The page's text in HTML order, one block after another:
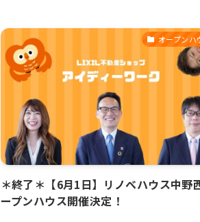
オープンハ
＊終了＊【6月1日】リノベハウス中野
ープンハウス開催決定！